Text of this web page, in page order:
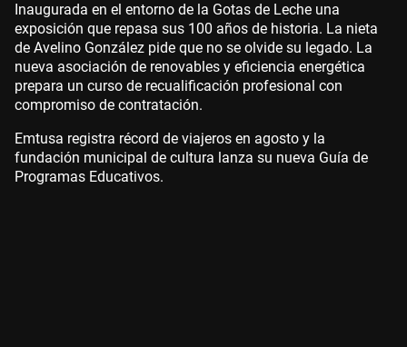
Inaugurada en el entorno de la Gotas de Leche una
exposición que repasa sus 100 años de historia. La nieta
de Avelino González pide que no se olvide su legado. La
nueva asociación de renovables y eficiencia energética
prepara un curso de recualificación profesional con
compromiso de contratación.
Emtusa registra récord de viajeros en agosto y la
fundación municipal de cultura lanza su nueva Guía de
Programas Educativos.